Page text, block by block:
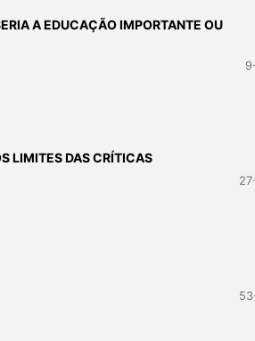
A EDUCAÇÃO IMPORTANTE OU
LIMITES DAS CRÍTICAS